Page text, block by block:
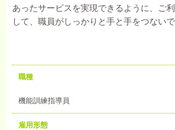
あったサービスを実現できるように、ご
して、職員がしっかりと手と手をつない
職種
機能訓練指導員
雇用形態